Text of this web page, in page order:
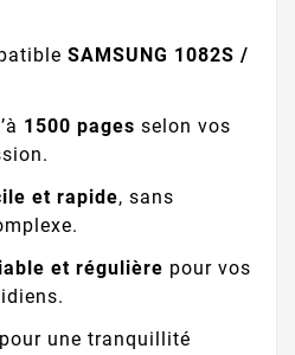
SAMSUNG 1082S /
1500 pages selon vos
et rapide, sans
et régulière pour vos
pour une tranquillité